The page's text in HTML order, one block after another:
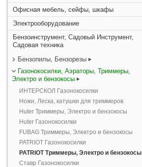
Офисная мебель, сейфы, шкафы
Электрооборудование
Бензоинструмент, Садовый Инструмент,
Садовая техника
Бензопилы, Бензорезы
Газонокосилки, Аэраторы, Триммеры,
Электро и бензокосы
ИНТЕРСКОЛ Газонокосилки
Ножи, Леска, катушки для триммеров
Huter Триммеры, Электро и бензокосы
Huter Газонокосилки
FUBAG Триммеры, Электро и бензокосы
PATRIOT Газонокосилки
PATRIOT Триммеры, Электро и бензокосы
Ставр Газонокосилки